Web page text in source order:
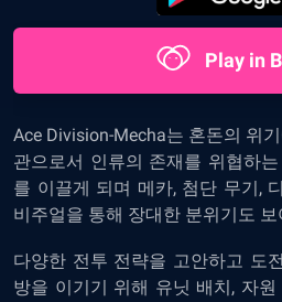
Play in
Ace Division-Mecha는 혼돈의 위
관으로서 인류의 존재를 위협하
를 이끌게 되며 메카, 첨단 무기,
비주얼을 통해 장대한 분위기도 보
다양한 전투 전략을 고안하고 도
방을 이기기 위해 유닛 배치, 자